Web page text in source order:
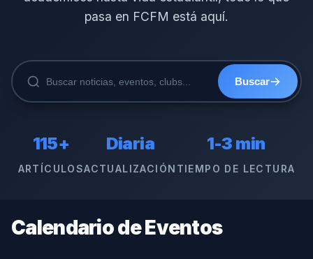
pasa en FCFM está aquí.
Buscar
115+
ARTÍCULOS
Diaria
ACTUALIZACIÓN
1-3 min
TIEMPO DE LECTURA
Calendario de Eventos